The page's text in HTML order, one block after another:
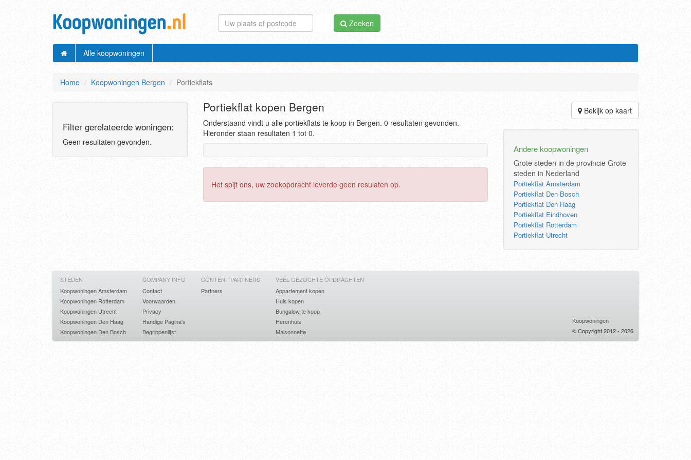
Zoeken
Alle koopwoningen
Home Koopwoningen Bergen Portiekflats
Portiekflat kopen Bergen
Onderstaand vindt u alle portiekflats te koop in Bergen. 0 resultaten gevonden.
Hieronder staan resultaten 1 tot 0.
Het spijt ons, uw zoekopdracht leverde geen resulaten op.
Bekijk op kaart
Andere koopwoningen
Grote steden in de provincie Grote
steden in Nederland
Portiekflat Amsterdam
Portiekflat Den Bosch
Portiekflat Den Haag
Portiekflat Eindhoven
Portiekflat Rotterdam
Portiekflat Utrecht
Filter gerelateerde woningen:
Geen resultaten gevonden.
STEDEN
Koopwoningen Amsterdam
Koopwoningen Rotterdam
Koopwoningen Utrecht
Koopwoningen Den Haag
Koopwoningen Den Bosch
COMPANY INFO
Contact
Voorwaarden
Privacy
Handige Pagina's
Begrippenlijst
CONTENT PARTNERS
Partners
VEEL GEZOCHTE OPDRACHTEN
Appartement kopen
Huis kopen
Bungalow te koop
Herenhuis
Maisonnette
Koopwoningen
© Copyright 2012 - 2026